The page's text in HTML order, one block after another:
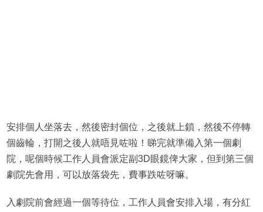
安排個人坐落去，然後密封個位，之後就上鎖，然後不停轉
個齒輪，打開之後人就唔見咗啦！睇完就準備入第一個劇
院，呢個時候工作人員會派定副3D眼鏡俾大家，但到第三個
劇院先會用，可以放落袋先，費事跌咗呀嘛。
入劇院前會經過一個等待位，工作人員會安排入場，有分紅